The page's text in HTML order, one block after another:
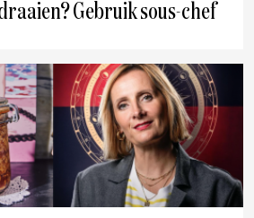
Gebruik sous-chef